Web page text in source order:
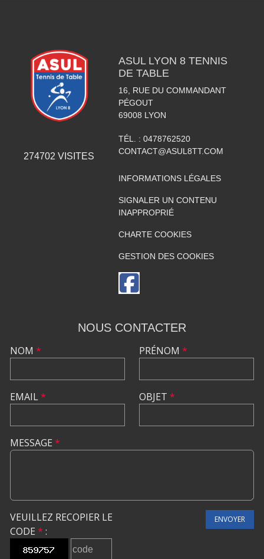
274702 VISITES
ASUL LYON 8 TENNIS
DE TABLE
16, RUE DU COMMANDANT
PÉGOUT
69008 LYON
TÉL. : 0478762520
CONTACT@ASUL8TT.COM
INFORMATIONS LÉGALES
SIGNALER UN CONTENU
INAPPROPRIÉ
CHARTE COOKIES
GESTION DES COOKIES
NOUS CONTACTER
NOM *
EMAIL*
PRÉNOM *
OBJET *
MESSAGE *
VEUILLEZ RECOPIER LE
CODE * :
ENVOYER